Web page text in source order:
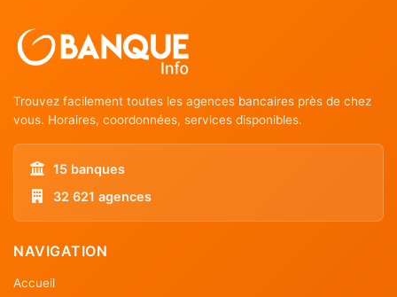
Trouvez facilement toutes les agences bancaires près de chez
vous. Horaires, coordonnées, services disponibles.
15 banques
32 621 agences
NAVIGATION
Accueil